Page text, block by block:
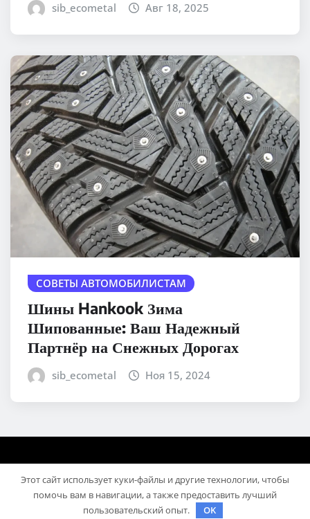
sib_ecometal Авг 18, 2025
СОВЕТЫ АВТОМОБИЛИСТАМ
Шины Hankook Зима
Шипованные: Ваш Надежный
Партнёр на Снежных Дорогах
sib_ecometal Ноя 15, 2024
Этот сайт использует куки-файлы и другие технологии, чтобы
помочь вам в навигации, а также предоставить лучший
пользовательский опыт.
OK